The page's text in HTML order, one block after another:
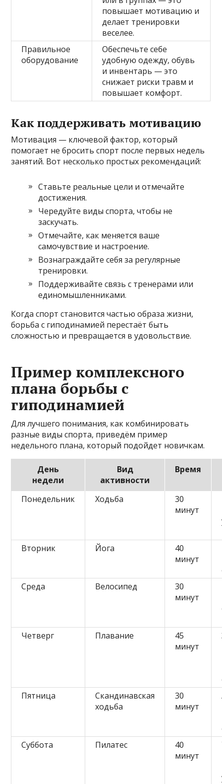
повышает мотивацию и
делает тренировки
веселее.
Правильное
оборудование
Обеспечьте себе
удобную одежду, обувь
и инвентарь — это
снижает риски травм и
повышает комфорт.
Как поддерживать мотивацию
Мотивация — ключевой фактор, который
помогает не бросить спорт после первых недель
занятий. Вот несколько простых рекомендаций:
Ставьте реальные цели и отмечайте
достижения.
Чередуйте виды спорта, чтобы не
заскучать.
Отмечайте, как меняется ваше
самочувствие и настроение.
Вознаграждайте себя за регулярные
тренировки.
Поддерживайте связь с тренерами или
единомышленниками.
Когда спорт становится частью образа жизни,
борьба с гиподинамией перестаёт быть
сложностью и превращается в удовольствие.
Пример комплексного
плана борьбы с
гиподинамией
Для лучшего понимания, как комбинировать
разные виды спорта, приведём пример
недельного плана, который подойдет новичкам.
День
недели
Вид
активности
Время
Понедельник Ходьба
30
минут
Вторник
Йога
40
минут
Среда
Велосипед
30
минут
Четверг
Плавание
45
минут
Пятница
Скандинавская
ходьба
30
минут
Суббота
Пилатес
40
минут